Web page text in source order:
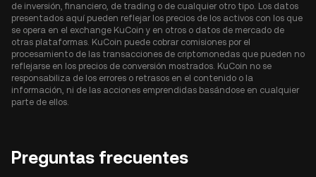
de inversión, financiero, de trading o de cualquier otro tipo. Los datos
presentados aquí pueden reflejar los precios de los activos con los que
se opera en el exchange KuCoin y en otros o datos de mercado de
otras plataformas. KuCoin puede cobrar comisiones por el
procesamiento de las transacciones de criptomonedas que pueden no
reflejarse en los precios de conversión mostrados. KuCoin no se
responsabiliza de los errores o retrasos en el contenido o la
información, ni de las acciones emprendidas basándose en cualquier
parte de ellos.
Preguntas frecuentes